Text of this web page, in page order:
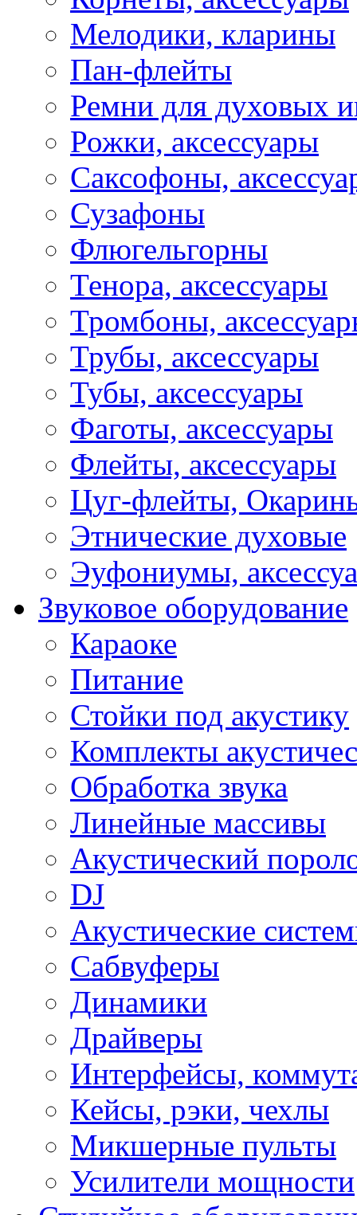
Мелодики, кларины
Пан-флейты
Ремни для духовых
Рожки, аксессуары
Саксофоны,
Сузафоны
Флюгельгорны
Тенора, аксессуары
Тромбоны,
Трубы, аксессуары
Тубы, аксессуары
Фаготы, аксессуары
Флейты, аксессуары
Цуг-флейты,
Этнические духовые
Эуфониумы,
Звуковое оборудование
Караоке
Питание
Стойки под акустику
Комплекты
Обработка звука
Линейные массивы
Акустический
DJ
Акустические
Сабвуферы
Динамики
Драйверы
Интерфейсы,
Кейсы, рэки, чехлы
Микшерные пульты
Усилители мощности